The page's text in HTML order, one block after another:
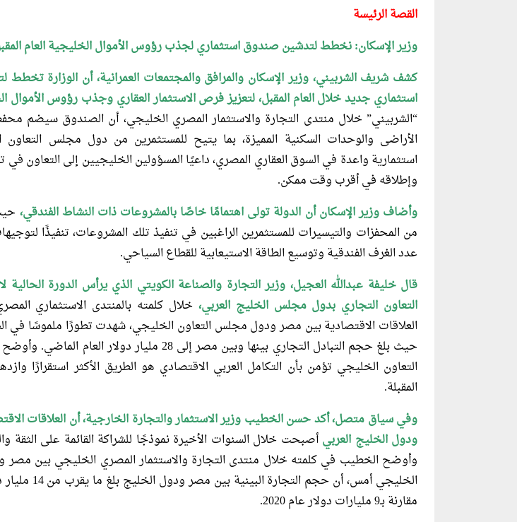
القصة الرئيسة
وزير الإسكان: نخطط لتدشين صندوق استثماري لجذب رؤوس الأموال الخليجية العام
كشف شريف الشربيني، وزير الإسكان والمرافق والمجتمعات العمرانية، أن الوزارة
استثماري جديد خلال العام المقبل، لتعزيز فرص الاستثمار العقاري وجذب رؤوس الأموال
“الشربيني” خلال منتدى التجارة والاستثمار المصري الخليجي، أن الصندوق سيضم
الأراضى والوحدات السكنية المميزة، بما يتيح للمستثمرين من دول مجلس
استثمارية واعدة في السوق العقاري المصري، داعيًا المسؤولين الخليجيين إلى التعاون
وإطلاقه في أقرب وقت ممكن.
وأضاف وزير الإسكان أن الدولة تولى اهتمامًا خاصًا بالمشروعات ذات النشاط الفندقي،
من المحفزات والتيسيرات للمستثمرين الراغبين في تنفيذ تلك المشروعات، تنفيذًا
عدد الغرف الفندقية وتوسيع الطاقة الاستيعابية للقطاع السياحي.
قال خليفة عبدالله العجيل، وزير التجارة والصناعة الكويتي الذي يرأس الدورة الحالية
التعاون التجاري بدول مجلس الخليج العربي، خلال كلمته بالمنتدى الاستثماري
العلاقات الاقتصادية بين مصر ودول مجلس التعاون الخليجي، شهدت تطورًا ملموسًا في
حيث بلغ حجم التبادل التجاري بينها وبين مصر إلى 28 مليار دولار
التعاون الخليجي تؤمن بأن التكامل العربي الاقتصادي هو الطريق الأكثر استقرارًا
المقبلة.
وفي سياق متصل، أكد حسن الخطيبوزير الاستثمار والتجارة الخارجية، أن العلاقات
ودول الخليج العربي أصبحت خلال السنوات الأخيرة نموذجًا للشراكة القائمة على الثقة
وأوضح الخطيب في كلمته خلال منتدى التجارة والاستثمار المصري الخليجي بين مصر
مقارنة بـ9 مليارات دولار عام 2020.